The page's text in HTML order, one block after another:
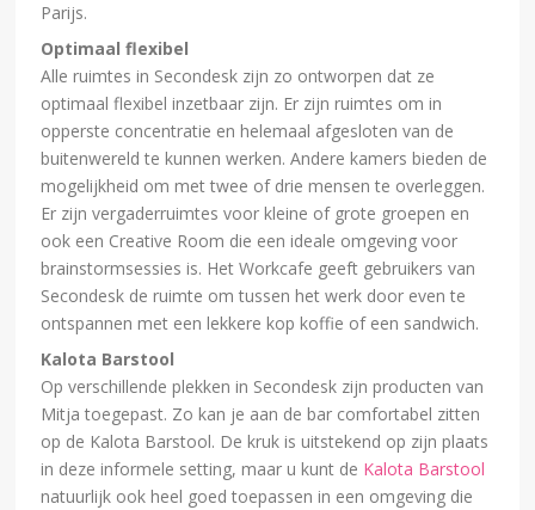
Parijs.
Optimaal flexibel
Alle ruimtes in Secondesk zijn zo ontworpen dat ze
optimaal flexibel inzetbaar zijn. Er zijn ruimtes om in
opperste concentratie en helemaal afgesloten van de
buitenwereld te kunnen werken. Andere kamers bieden de
mogelijkheid om met twee of drie mensen te overleggen.
Er zijn vergaderruimtes voor kleine of grote groepen en
ook een Creative Room die een ideale omgeving voor
brainstormsessies is. Het Workcafe geeft gebruikers van
Secondesk de ruimte om tussen het werk door even te
ontspannen met een lekkere kop koffie of een sandwich.
Kalota Barstool
Op verschillende plekken in Secondesk zijn producten van
Mitja toegepast. Zo kan je aan de bar comfortabel zitten
op de Kalota Barstool. De kruk is uitstekend op zijn plaats
in deze informele setting, maar u kunt de Kalota Barstool
natuurlijk ook heel goed toepassen in een omgeving die